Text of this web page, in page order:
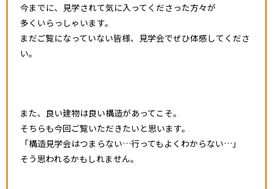
今までに、見学されて気に入ってくださった方々が
多くいらっしゃいます。
まだご覧になっていない皆様、見学会でぜひ体感してくださ
い。
また、良い建物は良い構造があってこそ。
そちらも今回ご覧いただきたいと思います。
「構造見学会はつまらない…行ってもよくわからない…」
そう思われるかもしれません。